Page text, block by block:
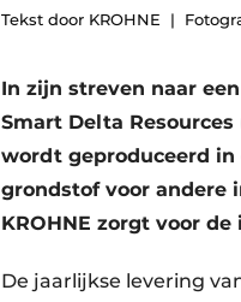
Tekst door KROHNE
In zijn streven naar
Smart Delta
wordt geproduceerd
grondstof voor andere
KROHNE zorgt voor
De jaarlijkse levering